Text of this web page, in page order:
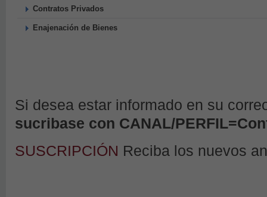
Contratos Privados
Enajenación de Bienes
Si desea estar informado en su
sucribase con CANAL/
SUSCRIPCIÓN Reciba los nuevos